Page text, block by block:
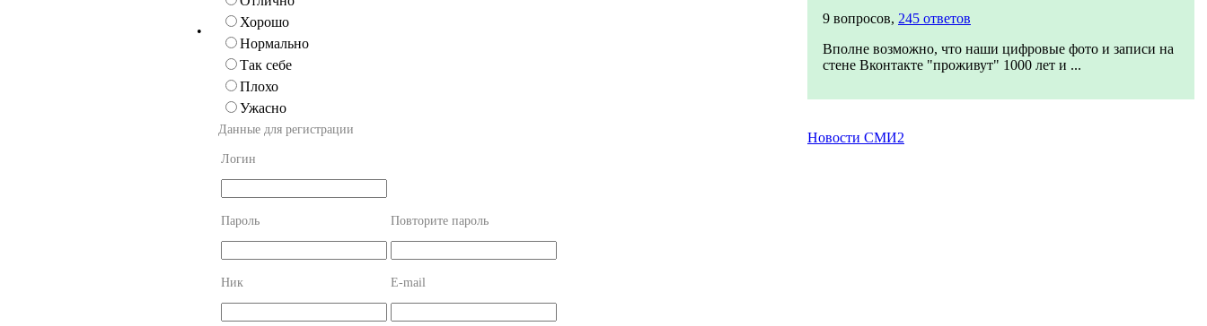
•
Хорошо
Нормально
Так себе
Плохо
Ужасно
Данные для регистрации
Логин
Пароль Повторите пароль
Ник E-mail
9 вопросов, 245 ответов
Вполне возможно, что наши цифровые фото и записи на
стене Вконтакте "проживут" 1000 лет и ...
Новости СМИ2